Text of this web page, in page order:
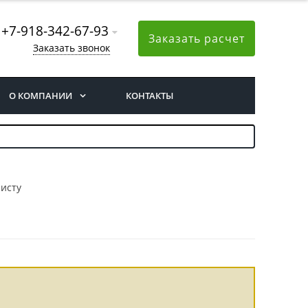
+7-918-342-67-93
Заказать звонок
Заказать расчет
О КОМПАНИИ КОНТАКТЫ